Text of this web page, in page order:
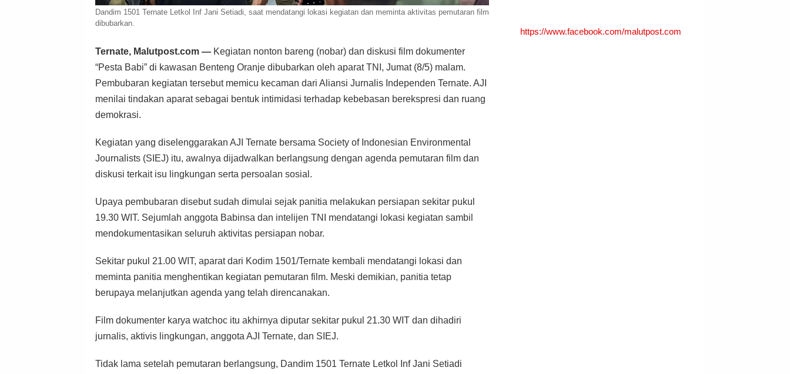
Dandim 1501 Ternate Letkol Inf Jani Setiadi, saat mendatangi lokasi kegiatan dan meminta aktivitas pemutaran film
dibubarkan.
Ternate, Malutpost.com — Kegiatan nonton bareng (nobar) dan diskusi film dokumenter
“Pesta Babi” di kawasan Benteng Oranje dibubarkan oleh aparat TNI, Jumat (8/5) malam.
Pembubaran kegiatan tersebut memicu kecaman dari Aliansi Jurnalis Independen Ternate. AJI
menilai tindakan aparat sebagai bentuk intimidasi terhadap kebebasan berekspresi dan ruang
demokrasi.
Kegiatan yang diselenggarakan AJI Ternate bersama Society of Indonesian Environmental
Journalists (SIEJ) itu, awalnya dijadwalkan berlangsung dengan agenda pemutaran film dan
diskusi terkait isu lingkungan serta persoalan sosial.
Upaya pembubaran disebut sudah dimulai sejak panitia melakukan persiapan sekitar pukul
19.30 WIT. Sejumlah anggota Babinsa dan intelijen TNI mendatangi lokasi kegiatan sambil
mendokumentasikan seluruh aktivitas persiapan nobar.
Sekitar pukul 21.00 WIT, aparat dari Kodim 1501/Ternate kembali mendatangi lokasi dan
meminta panitia menghentikan kegiatan pemutaran film. Meski demikian, panitia tetap
berupaya melanjutkan agenda yang telah direncanakan.
Film dokumenter karya watchoc itu akhirnya diputar sekitar pukul 21.30 WIT dan dihadiri
jurnalis, aktivis lingkungan, anggota AJI Ternate, dan SIEJ.
Tidak lama setelah pemutaran berlangsung, Dandim 1501 Ternate Letkol Inf Jani Setiadi
https://www.facebook.com/malutpost.com